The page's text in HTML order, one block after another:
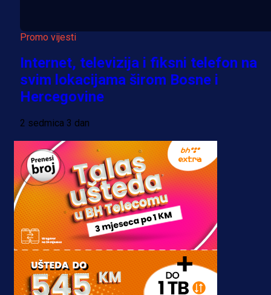
Promo vijesti
Internet, televizija i fiksni telefon na
svim lokacijama širom Bosne i
Hercegovine
2 sedmica 3 dan